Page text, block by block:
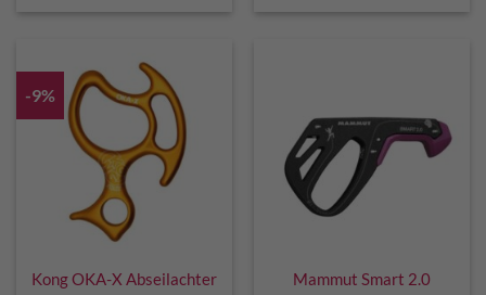
-9%
Kong OKA-X Abseilachter
Mammut Smart 2.0